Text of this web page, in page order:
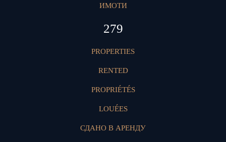
ИМОТИ
418
PROPERTIES
RENTED
PROPRIÉTÉS
LOUÉES
СДАНО В АРЕНДУ